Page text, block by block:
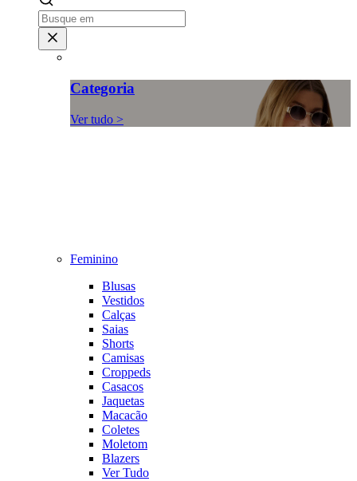
Categoria
Ver tudo >
Feminino
Blusas
Vestidos
Calças
Saias
Shorts
Camisas
Croppeds
Casacos
Jaquetas
Macacão
Coletes
Moletom
Blazers
Ver Tudo